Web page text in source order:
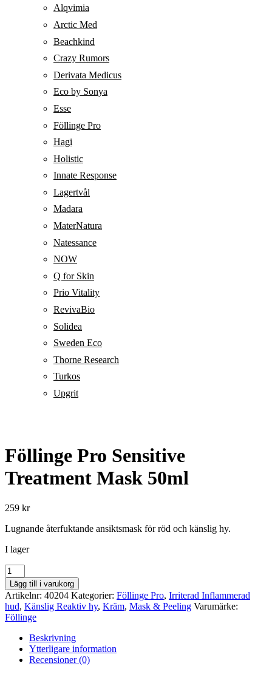
Alqvimia
Arctic Med
Beachkind
Crazy Rumors
Derivata Medicus
Eco by Sonya
Esse
Föllinge Pro
Hagi
Holistic
Innate Response
Lagertvål
Madara
MaterNatura
Natessance
NOW
Q for Skin
Prio Vitality
RevivaBio
Solidea
Sweden Eco
Thorne Research
Turkos
Upgrit
Föllinge Pro Sensitive
Treatment Mask 50ml
259 kr
Lugnande återfuktande ansiktsmask för röd och känslig hy.
I lager
Föllinge
Pro
Sensitive
Treatment
Mask
50ml
mängd
Lägg till i varukorg
Artikelnr: 40204 Kategorier: Föllinge Pro, Irriterad Inflammerad
hud, Känslig Reaktiv hy, Kräm, Mask & Peeling Varumärke:
Föllinge
Beskrivning
Ytterligare information
Recensioner (0)